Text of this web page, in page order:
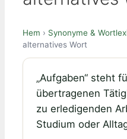
Hem › Synonyme &
alternatives Wort
„Aufgaben“ steht
übertragenen
zu erledigenden
Studium oder